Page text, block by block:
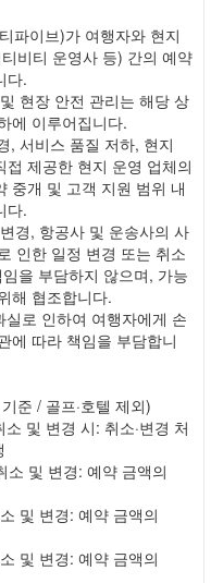
파이브)가 여행자와 현지
비티 운영사 등) 간의 예약
다.
현장 안전 관리는 해당 상
에 이루어집니다.
, 서비스 품질 저하, 현지
제공한 현지 운영 업체의
중개 및 고객 지원 범위 내
다.
경, 항공사 및 운송사의 사
인한 일정 변경 또는 취소
을 부담하지 않으며, 가능
해 협조합니다.
로 인하여 여행자에게 손
에 따라 책임을 부담합니
준 / 골프·호텔 제외)
및 변경 시: 취소·변경 처
및 변경: 예약 금액의
및 변경: 예약 금액의
및 변경: 예약 금액의